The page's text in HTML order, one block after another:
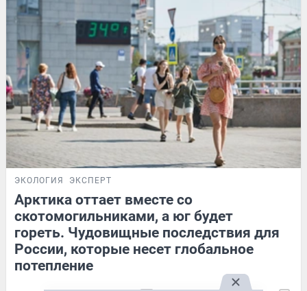
ЭКОЛОГИЯ ЭКСПЕРТ
Арктика оттает вместе со
скотомогильниками, а юг будет
гореть. Чудовищные последствия для
России, которые несет глобальное
потепление